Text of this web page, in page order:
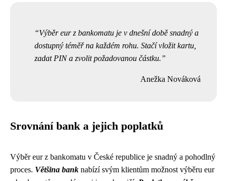
Výběr eur z bankomatu je v dnešní době snadný a
dostupný téměř na každém rohu. Stačí vložit kartu,
zadat PIN a zvolit požadovanou částku.
Anežka Nováková
Srovnání bank a jejich poplatků
Výběr eur z bankomatu v České republice je snadný a pohodlný
proces. Většina bank nabízí svým klientům možnost výběru eur